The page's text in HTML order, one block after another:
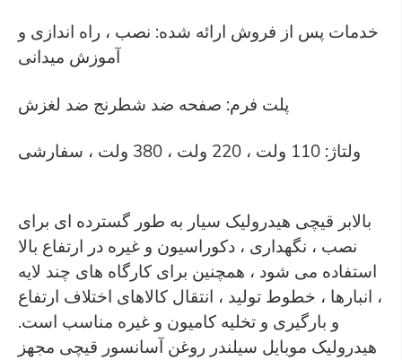
خدمات پس از فروش ارائه شده: نصب ، راه اندازی و
آموزش میدانی
پلت فرم: صفحه ضد شطرنج ضد لغزش
ولتاژ: 110 ولت ، 220 ولت ، 380 ولت ، سفارشی
بالابر قیچی هیدرولیک سیار به طور گسترده ای برای
نصب ، نگهداری ، دکوراسیون و غیره در ارتفاع بالا
استفاده می شود ، همچنین برای کارگاه های چند لایه
، انبارها ، خطوط تولید ، انتقال کالاهای اختلاف ارتفاع
و بارگیری و تخلیه کامیون و غیره مناسب است.
هیدرولیک موبایل سیلندر روغن آسانسور قیچی مجهز